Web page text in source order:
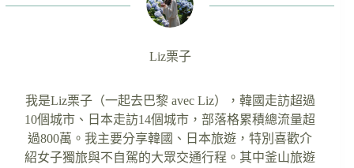
Liz栗子
我是Liz栗子（一起去巴黎 avec Liz），韓國走訪超過
10個城市、日本走訪14個城市，部落格累積總流量超
過800萬。我主要分享韓國、日本旅遊，特別喜歡介
紹女子獨旅與不自駕的大眾交通行程。其中釜山旅遊